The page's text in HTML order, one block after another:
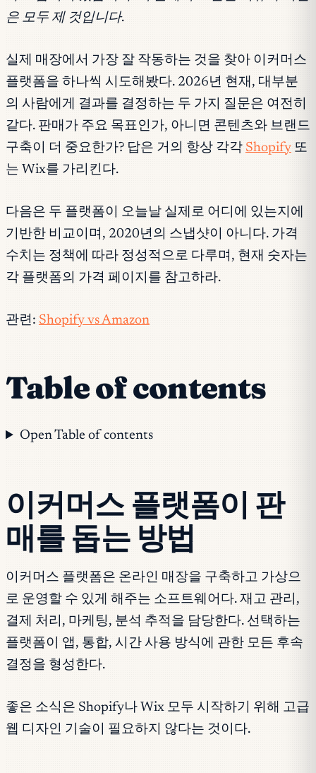
은 모두 제 것입니다.
실제 매장에서 가장 잘 작동하는 것을 찾아 이커머스
플랫폼을 하나씩 시도해봤다. 2026년 현재, 대부분
의 사람에게 결과를 결정하는 두 가지 질문은 여전히
같다. 판매가 주요 목표인가, 아니면 콘텐츠와 브랜드
구축이 더 중요한가? 답은 거의 항상 각각 Shopify 또
는 Wix를 가리킨다.
다음은 두 플랫폼이 오늘날 실제로 어디에 있는지에
기반한 비교이며, 2020년의 스냅샷이 아니다. 가격
수치는 정책에 따라 정성적으로 다루며, 현재 숫자는
각 플랫폼의 가격 페이지를 참고하라.
관련: Shopify vs Amazon
Table of contents
Open Table of contents
이커머스 플랫폼이 판
매를 돕는 방법
이커머스 플랫폼은 온라인 매장을 구축하고 가상으
로 운영할 수 있게 해주는 소프트웨어다. 재고 관리,
결제 처리, 마케팅, 분석 추적을 담당한다. 선택하는
플랫폼이 앱, 통합, 시간 사용 방식에 관한 모든 후속
결정을 형성한다.
좋은 소식은 Shopify나 Wix 모두 시작하기 위해 고급
웹 디자인 기술이 필요하지 않다는 것이다.